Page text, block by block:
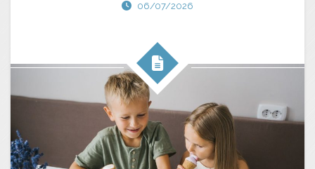
06/07/2026